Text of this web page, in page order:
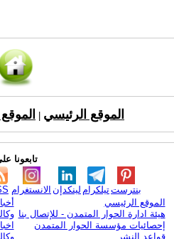
الموقع الرئيسي
تابعونا
الانستغرام لينكدإن تيلكرامبنترست
الموقع الرئيسي
هيئة ادارة الحوار المتمدن - للإتصال بنا
إحصائيات مؤسسة الحوار المتمدن
قواعد النشر